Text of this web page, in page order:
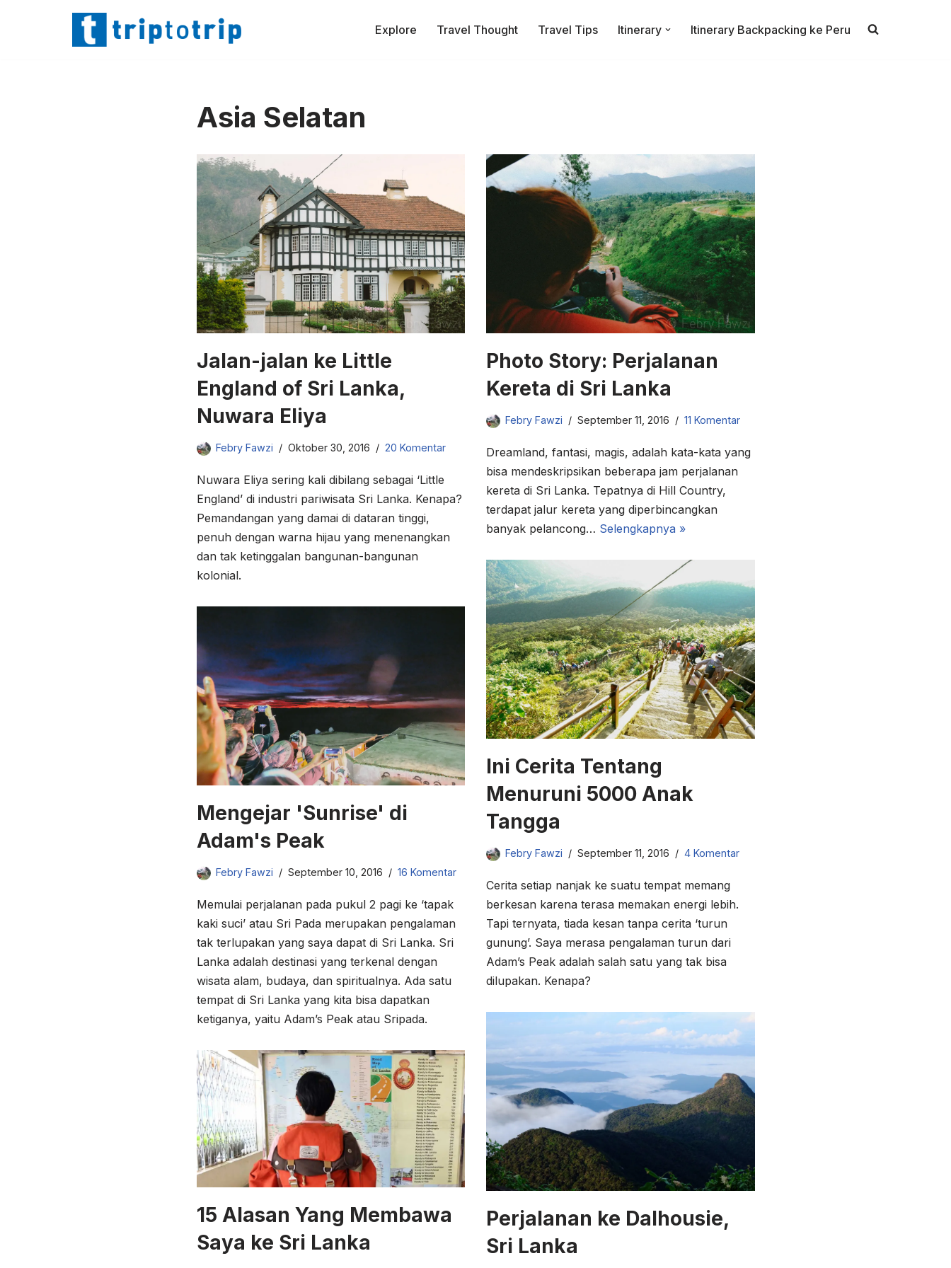
Explore Travel Thought Travel Tips Itinerary Itinerary Backpacking ke Peru
Asia Selatan
Jalan-jalan ke Little
England of Sri Lanka,
Nuwara Eliya
Febry Fawzi Oktober 30, 2016 20 Komentar
Nuwara Eliya sering kali dibilang sebagai ‘Little
England’ di industri pariwisata Sri Lanka. Kenapa?
Pemandangan yang damai di dataran tinggi,
penuh dengan warna hijau yang menenangkan
dan tak ketinggalan bangunan-bangunan
kolonial.
Photo Story: Perjalanan
Kereta di Sri Lanka
Febry Fawzi September 11, 2016 11 Komentar
Dreamland, fantasi, magis, adalah kata-kata yang
bisa mendeskripsikan beberapa jam perjalanan
kereta di Sri Lanka. Tepatnya di Hill Country,
terdapat jalur kereta yang diperbincangkan
banyak pelancong… Selengkapnya »
Ini Cerita Tentang
Menuruni 5000 Anak
Tangga
Febry Fawzi September 11, 2016 4 Komentar
Cerita setiap nanjak ke suatu tempat memang
berkesan karena terasa memakan energi lebih.
Tapi ternyata, tiada kesan tanpa cerita ‘turun
gunung’. Saya merasa pengalaman turun dari
Adam’s Peak adalah salah satu yang tak bisa
dilupakan. Kenapa?
Mengejar 'Sunrise' di
Adam's Peak
Febry Fawzi September 10, 2016 16 Komentar
Memulai perjalanan pada pukul 2 pagi ke ‘tapak
kaki suci’ atau Sri Pada merupakan pengalaman
tak terlupakan yang saya dapat di Sri Lanka. Sri
Lanka adalah destinasi yang terkenal dengan
wisata alam, budaya, dan spiritualnya. Ada satu
tempat di Sri Lanka yang kita bisa dapatkan
ketiganya, yaitu Adam’s Peak atau Sripada.
Perjalanan ke Dalhousie,
Sri Lanka
15 Alasan Yang Membawa
Saya ke Sri Lanka